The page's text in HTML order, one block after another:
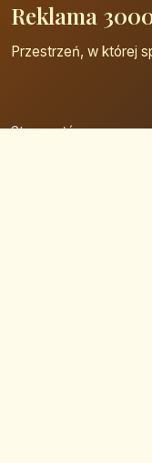
Reklama
Przestrzeń, w której
Strona główna